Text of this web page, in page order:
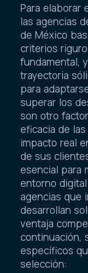
Para elaborar
las agencias
de México
criterios
fundamental,
trayectoria
para
superar los
son otro
eficacia de
impacto real
de sus
esencial para
entorno
agencias que
desarrollan
ventaja
continuación,
específicos
selección: